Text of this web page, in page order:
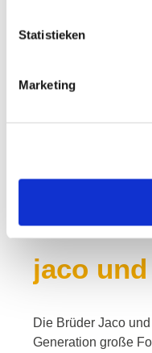
Statistieken
Marketing
jaco
Die Brüder Jaco
Generation große